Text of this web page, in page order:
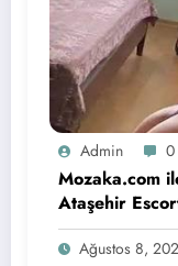
Admin 0
Mozaka.com
Ataşehir
Ağustos 8,